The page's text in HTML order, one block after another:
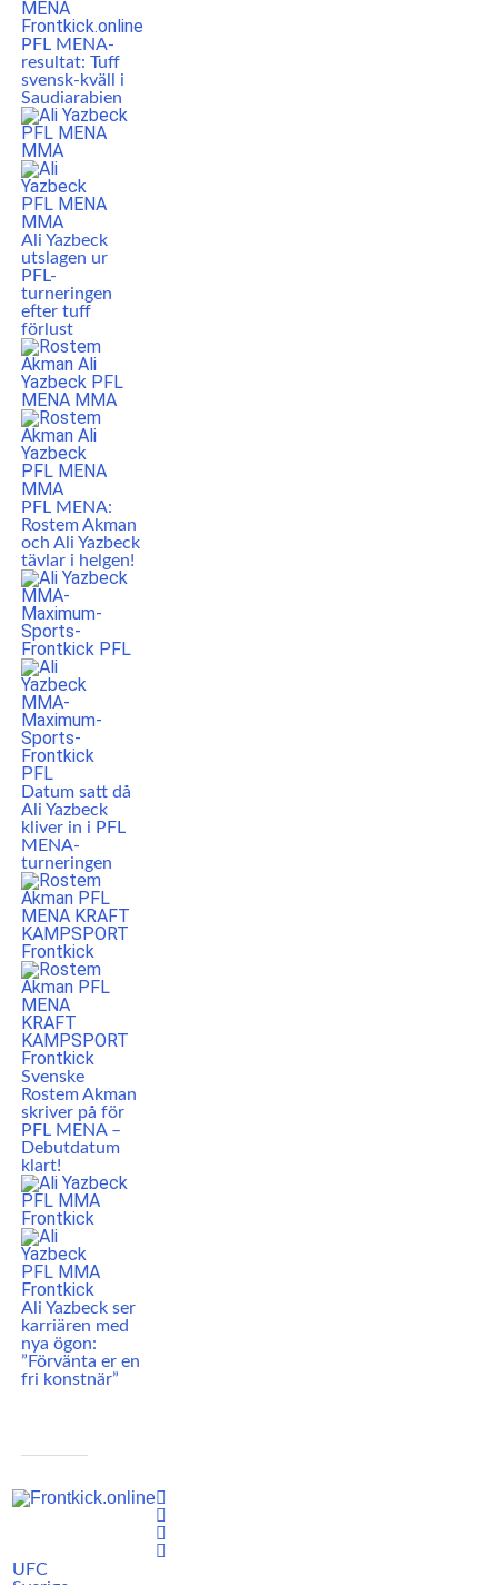
PFL MENA-
resultat: Tuff
svensk-kväll i
Saudiarabien
Ali Yazbeck
utslagen ur
PFL-
turneringen
efter tuff
förlust
PFL MENA:
Rostem Akman
och Ali Yazbeck
tävlar i helgen!
Datum satt då
Ali Yazbeck
kliver in i PFL
MENA-
turneringen
Svenske
Rostem Akman
skriver på för
PFL MENA –
Debutdatum
klart!
Ali Yazbeck ser
karriären med
nya ögon:
”Förvänta er en
fri konstnär”
UFC